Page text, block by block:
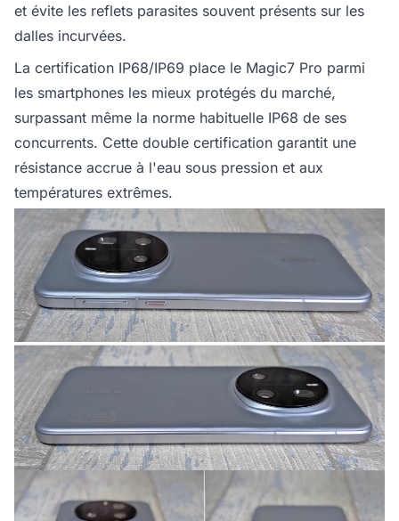
et évite les reflets parasites souvent présents sur les
dalles incurvées.
La certification IP68/IP69 place le Magic7 Pro parmi
les smartphones les mieux protégés du marché,
surpassant même la norme habituelle IP68 de ses
concurrents. Cette double certification garantit une
résistance accrue à l'eau sous pression et aux
températures extrêmes.